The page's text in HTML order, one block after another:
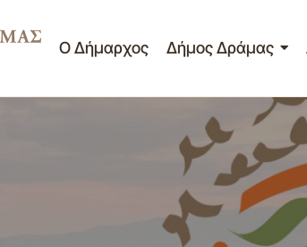
Ο Δήμαρχος Δήμος Δράμας
Πίνακας θεμάων της
Κοινότητας Δράμας